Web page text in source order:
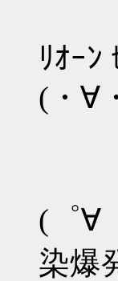
(・
ﾘｵｰﾝ
(・∀
(
(゜∀
染爆